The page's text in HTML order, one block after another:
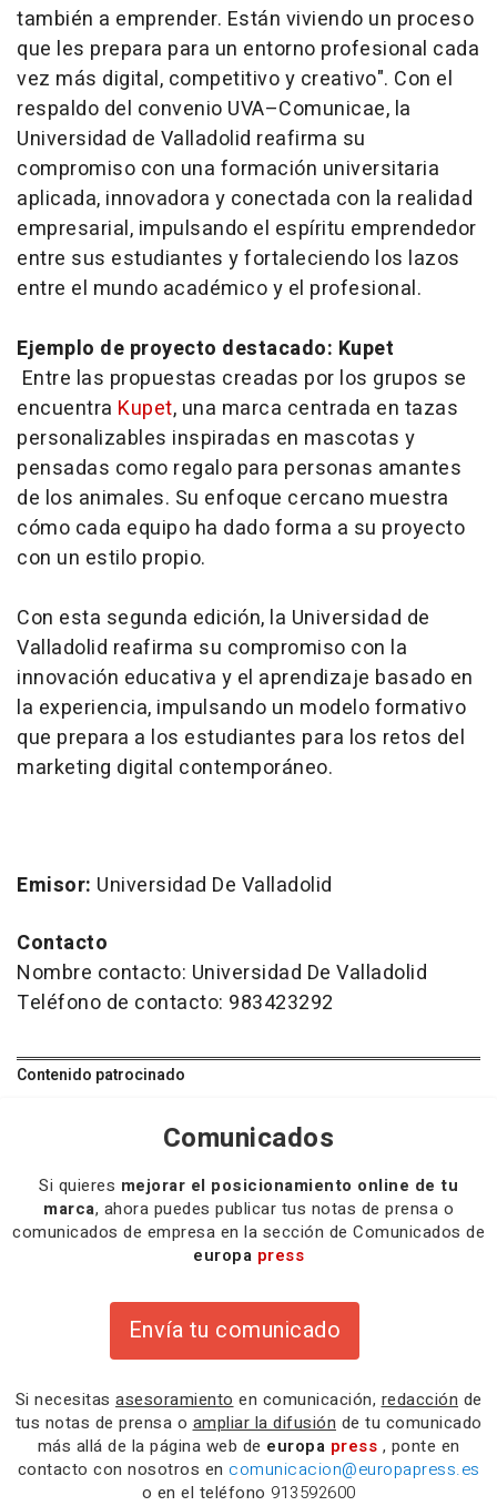
también a emprender. Están viviendo un proceso
que les prepara para un entorno profesional cada
vez más digital, competitivo y creativo". Con el
respaldo del convenio UVA–Comunicae, la
Universidad de Valladolid reafirma su
compromiso con una formación universitaria
aplicada, innovadora y conectada con la realidad
empresarial, impulsando el espíritu emprendedor
entre sus estudiantes y fortaleciendo los lazos
entre el mundo académico y el profesional.
Ejemplo de proyecto destacado: Kupet
Entre las propuestas creadas por los grupos se
encuentra Kupet, una marca centrada en tazas
personalizables inspiradas en mascotas y
pensadas como regalo para personas amantes
de los animales. Su enfoque cercano muestra
cómo cada equipo ha dado forma a su proyecto
con un estilo propio.
Con esta segunda edición, la Universidad de
Valladolid reafirma su compromiso con la
innovación educativa y el aprendizaje basado en
la experiencia, impulsando un modelo formativo
que prepara a los estudiantes para los retos del
marketing digital contemporáneo.
Emisor: Universidad De Valladolid
Contacto
Nombre contacto: Universidad De Valladolid
Teléfono de contacto: 983423292
Contenido patrocinado
Comunicados
Si quieres mejorar el posicionamiento online de tu
marca, ahora puedes publicar tus notas de prensa o
comunicados de empresa en la sección de Comunicados de
europa press
Envía tu comunicado
Si necesitas asesoramiento en comunicación, redacción de
tus notas de prensa o ampliar la difusión de tu comunicado
más allá de la página web de europa press , ponte en
contacto con nosotros en comunicacion@europapress.es
o en el teléfono 913592600